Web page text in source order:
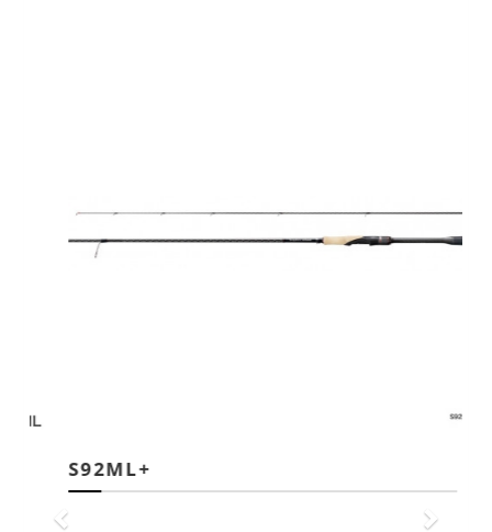
S92ML+